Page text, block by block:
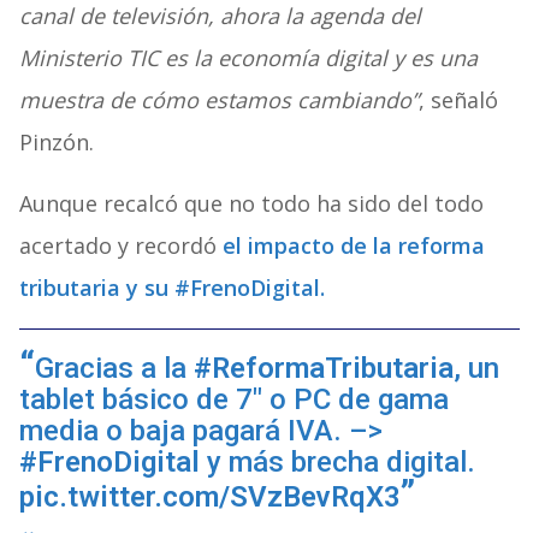
canal de televisión, ahora la agenda del
Ministerio TIC es la economía digital y es una
muestra de cómo estamos cambiando”, señaló
Pinzón.
Aunque recalcó que no todo ha sido del todo
acertado y recordó el impacto de la reforma
tributaria y su #FrenoDigital.
Gracias a la #ReformaTributaria, un
tablet básico de 7″ o PC de gama
media o baja pagará IVA. –>
#FrenoDigital y más brecha digital.
pic.twitter.com/SVzBevRqX3